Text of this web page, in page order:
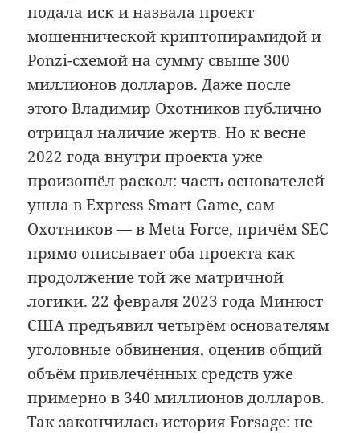
подала иск и назвала проект
мошеннической криптопирамидой и
Ponzi-схемой на сумму свыше 300
миллионов долларов. Даже после
этого Владимир Охотников публично
отрицал наличие жертв. Но к весне
2022 года внутри проекта уже
произошёл раскол: часть основателей
ушла в Express Smart Game, сам
Охотников — в Meta Force, причём SEC
прямо описывает оба проекта как
продолжение той же матричной
логики. 22 февраля 2023 года Минюст
США предъявил четырём основателям
уголовные обвинения, оценив общий
объём привлечённых средств уже
примерно в 340 миллионов долларов.
Так закончилась история Forsage: не